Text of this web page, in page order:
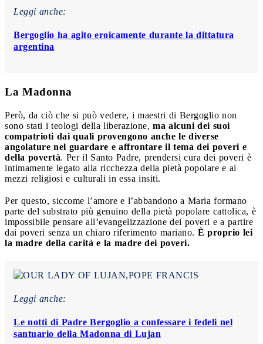
Leggi anche:
Bergoglio ha agito eroicamente durante la dittatura
argentina
La Madonna
Però, da ciò che si può vedere, i maestri di Bergoglio non
sono stati i teologi della liberazione, ma alcuni dei suoi
compatrioti dai quali provengono anche le diverse
angolature nel guardare e affrontare il tema dei poveri e
della povertà. Per il Santo Padre, prendersi cura dei poveri è
intimamente legato alla ricchezza della pietà popolare e ai
mezzi religiosi e culturali in essa insiti.
Per questo, siccome l’amore e l’abbandono a Maria formano
parte del substrato più genuino della pietà popolare cattolica, è
impossibile pensare all’evangelizzazione dei poveri e a partire
dai poveri senza un chiaro riferimento mariano. È proprio lei
la madre della carità e la madre dei poveri.
Leggi anche:
Le notti di Padre Bergoglio a confessare i fedeli nel
santuario della Madonna di Lujan